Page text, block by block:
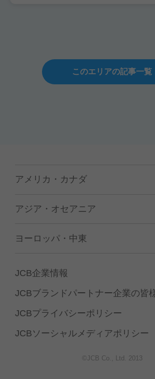
このエリアの記事一覧
アメリカ・カナダ
ハワイ
カナダ
アジア・オセアニア
韓国
香港／マカオ
中国
タイ
シンガポール
ヨーロッパ・中東
JCB企業情報
JCBブランドパートナー企業の皆
JCBプライバシーポリシー
JCBソーシャルメディアポリシー
©JCB Co., Ltd. 2013